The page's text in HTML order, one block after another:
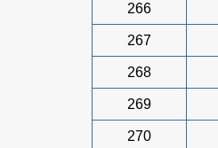
266
267
268
269
270